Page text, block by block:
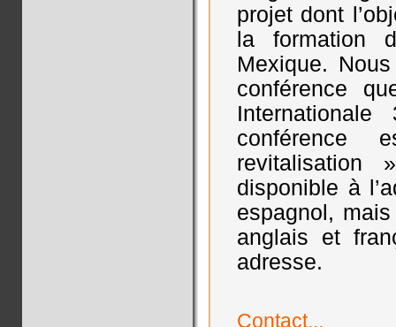
projet dont
la formation
Mexique.
conférence
conférence
disponible à
espagnol,
anglais et
adresse.
Contact...